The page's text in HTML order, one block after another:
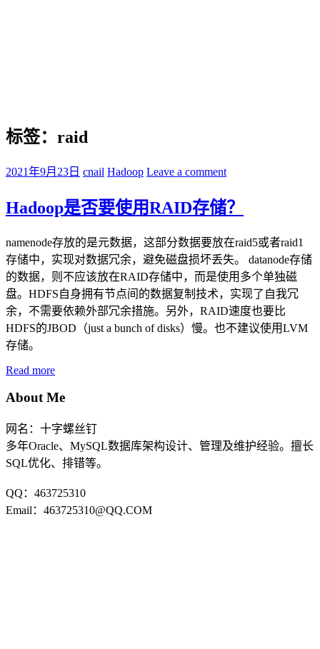
标签：raid
2021年9月23日 cnail Hadoop Leave a comment
Hadoop是否要使用RAID存储？
namenode存放的是元数据，这部分数据要放在raid5或者raid1
存储中，实现对数据冗余，避免磁盘损坏丢失。 datanode存储
的数据，则不应该放在RAID存储中，而是使用多个单独磁
盘。HDFS自身拥有节点间的数据复制技术，实现了自我冗
余，不需要依赖外部冗余措施。另外，RAID速度也要比
HDFS的JBOD（just a bunch of disks）慢。也不建议使用LVM
存储。
Read more
About Me
网名：十字螺丝钉
多年Oracle、MySQL数据库架构设计、管理及维护经验。擅长
SQL优化、排错等。
QQ：463725310
Email：463725310@QQ.COM